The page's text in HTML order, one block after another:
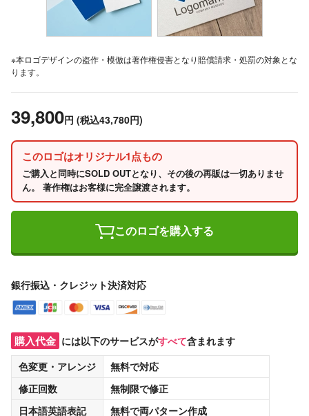
※本ロゴデザインの盗作・模倣は著作権侵害となり賠償請求・処罰の対象とな
ります。
39,800円 (税込43,780円)
このロゴはオリジナル1点もの
ご購入と同時にSOLD OUTとなり、その後の再販は一切ありませ
ん。 著作権はお客様に完全譲渡されます。
このロゴを購入する
銀行振込・クレジット決済対応
購入代金 には以下のサービスがすべて含まれます
色変更・アレンジ
無料で対応
修正回数
無制限で修正
日本語英語表記
無料で両パターン作成